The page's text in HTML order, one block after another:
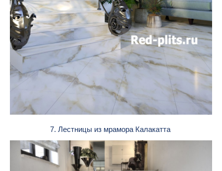
7. Лестницы из мрамора Калакатта